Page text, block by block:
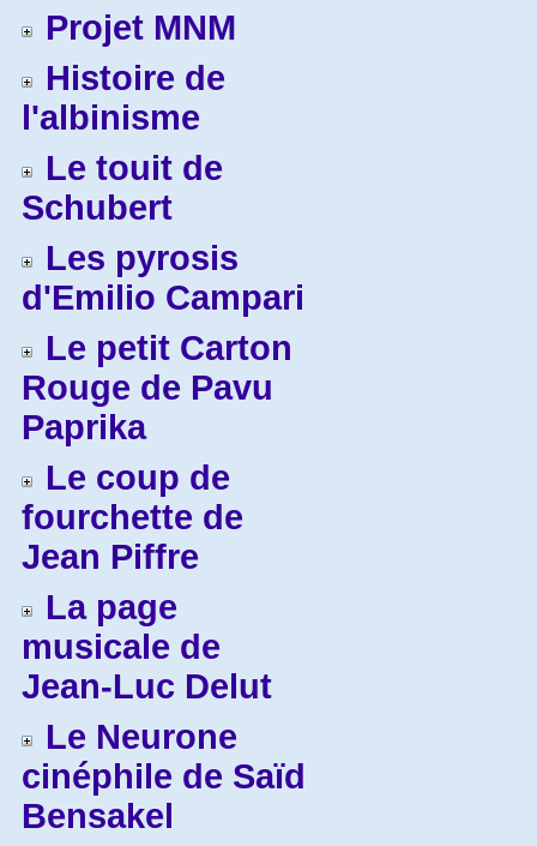
Projet MNM
Histoire de
l'albinisme
Le touit de
Schubert
Les pyrosis
d'Emilio Campari
Le petit Carton
Rouge de Pavu
Paprika
Le coup de
fourchette de
Jean Piffre
La page
musicale de
Jean-Luc Delut
Le Neurone
cinéphile de Saïd
Bensakel